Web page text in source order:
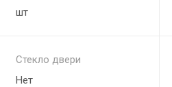
шт
Стекло двери
Нет